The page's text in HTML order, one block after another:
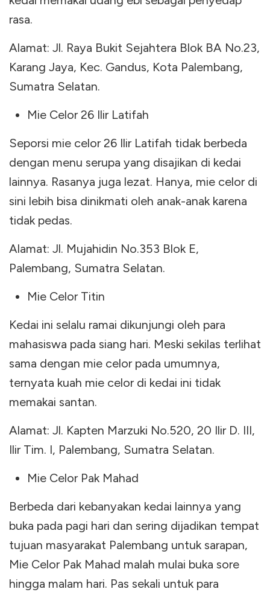
rasa.
Alamat: Jl. Raya Bukit Sejahtera Blok BA No.23,
Karang Jaya, Kec. Gandus, Kota Palembang,
Sumatra Selatan.
Mie Celor 26 Ilir Latifah
Seporsi mie celor 26 Ilir Latifah tidak berbeda
dengan menu serupa yang disajikan di kedai
lainnya. Rasanya juga lezat. Hanya, mie celor di
sini lebih bisa dinikmati oleh anak-anak karena
tidak pedas.
Alamat: Jl. Mujahidin No.353 Blok E,
Palembang, Sumatra Selatan.
Mie Celor Titin
Kedai ini selalu ramai dikunjungi oleh para
mahasiswa pada siang hari. Meski sekilas terlihat
sama dengan mie celor pada umumnya,
ternyata kuah mie celor di kedai ini tidak
memakai santan.
Alamat: Jl. Kapten Marzuki No.520, 20 Ilir D. III,
Ilir Tim. I, Palembang, Sumatra Selatan.
Mie Celor Pak Mahad
Berbeda dari kebanyakan kedai lainnya yang
buka pada pagi hari dan sering dijadikan tempat
tujuan masyarakat Palembang untuk sarapan,
Mie Celor Pak Mahad malah mulai buka sore
hingga malam hari. Pas sekali untuk para